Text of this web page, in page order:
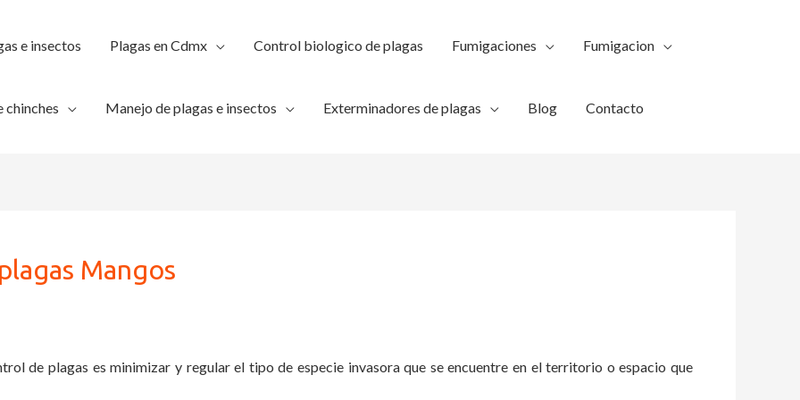
e insectos Plagas en Cdmx Control biologico de plagas Fumigaciones Fumigacion
chinches Manejo de plagas e insectos Exterminadores de plagas Blog Contacto
Mangos
de plagas es minimizar y regular el tipo de especie invasora que se encuentre en el territorio o espacio que